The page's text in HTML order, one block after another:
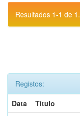
Resultados 1-1 de 1.
Registos:
Data
Título